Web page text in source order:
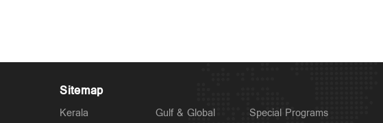
Sitemap
Kerala
Gulf & Global
Special Programs